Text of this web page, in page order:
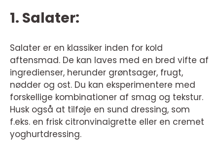
1. Salater:
Salater er en klassiker inden for kold
aftensmad. De kan laves med en bred vifte af
ingredienser, herunder grøntsager, frugt,
nødder og ost. Du kan eksperimentere med
forskellige kombinationer af smag og tekstur.
Husk også at tilføje en sund dressing, som
f.eks. en frisk citronvinaigrette eller en cremet
yoghurtdressing.